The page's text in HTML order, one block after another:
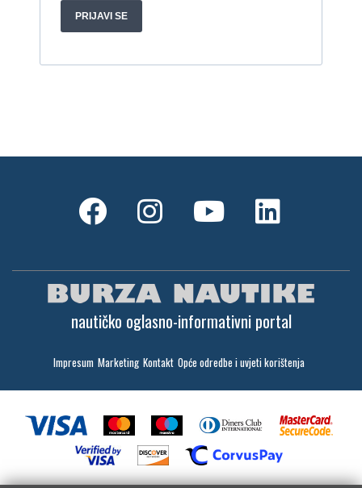
nautičko oglasno-informativni portal
Impresum Marketing Kontakt Opće odredbe i uvjeti korištenja